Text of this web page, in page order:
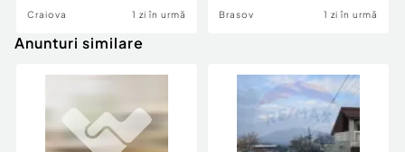
Craiova 1 zi în urmă Brasov 1 zi în urmă
Anunturi similare